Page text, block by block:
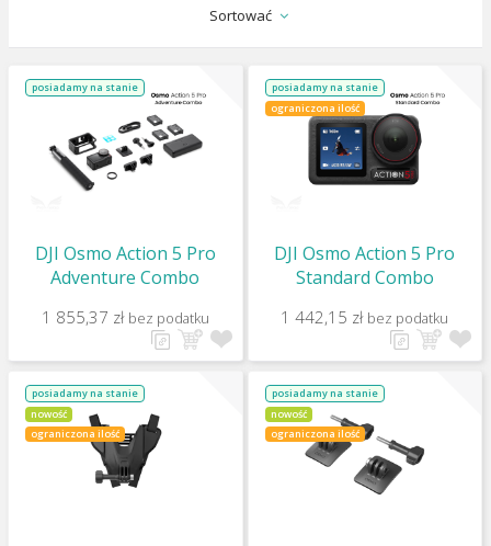
Sortować
posiadamy na stanie
DJI Osmo Action 5 Pro
Adventure Combo
1 855,37 zł bez podatku
posiadamy na stanie
ograniczona ilość
DJI Osmo Action 5 Pro
Standard Combo
1 442,15 zł bez podatku
posiadamy na stanie
nowość
ograniczona ilość
posiadamy na stanie
nowość
ograniczona ilość